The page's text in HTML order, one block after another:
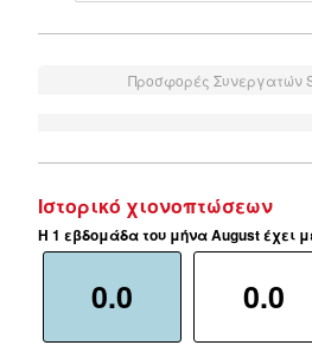
Προσφορές Συνεργατών
Ιστορικό χιονοπτώσεων
Η 1 εβδομάδα του μήνα August έχει
0.0 0.0